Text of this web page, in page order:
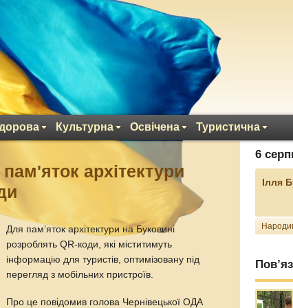
Культурна Освічена Туристична
архітектури
Для пам’яток архітектури на Буковині
розроблять QR-коди, які міститимуть
інформацію для туристів, оптимізовану під
перегляд з мобільних пристроїв.
Про це повідомив голова Чернівецької ОДА
6
Ілля